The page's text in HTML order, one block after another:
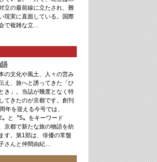
立の最前線に立たされ、難
現実に直面している。国際
で複雑な立…
の文化や風土、人々の営み
え、旅へと誘ってきた「ひ
き」。当誌が幾度となく特
てきたのが京都です。創刊
年を迎える今号では、
2〟と〝5〟をキーワード
京都で新たな旅の物語を紡
す。第1部は、俳優の常盤
さんと仲間由紀…